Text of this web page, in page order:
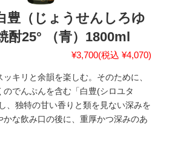
（じょうせんしろゆ
25° （青）1800ml
¥3,700(税込 ¥4,070)
ッキリと余韻を楽しむ。そのために、
のでんぷんを含む「白豊(シロユタ
、独特の甘い香りと類を見ない深みを
かな飲み口の後に、重厚かつ深みのあ